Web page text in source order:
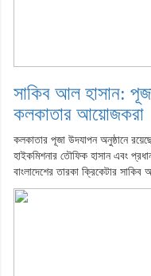
সাকিব আল হাসান:
কলকাতার আয়োজকরা
কলকাতার পূজা উদযাপন অনুষ্ঠানে
হাইকমিশনার তৌফিক হাসান এবং
বাংলাদেশের তারকা ক্রিকেটার